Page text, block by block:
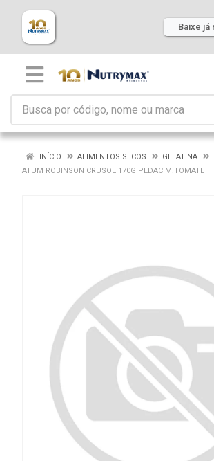
Baixe já
INÍCIO ALIMENTOS SECOS
GELATINA
ATUM ROBINSON CRUSOE 170G PEDAC M.TOMATE